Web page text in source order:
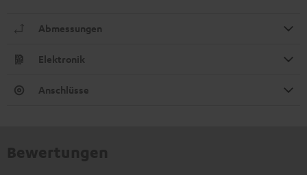
Abmessungen
Elektronik
Anschlüsse